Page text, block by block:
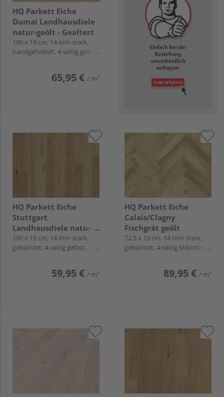
HQ Parkett Eiche
Dumai Landhausdiele
natur-geölt - Gealtert
190 x 19 cm, 14 mm stark,
handgehobelt, 4-seitig gefast,
65,95 € / m²
HQ Parkett Eiche
Stuttgart
Landhausdiele natur-
geölt - Rustikal
190 x 19 cm, 14 mm stark,
gebürstet, 4-seitig gefast,
59,95 € / m²
HQ Parkett Eiche
Calais/Clagny
Fischgrät geölt
72,5 x 13 cm, 14 mm stark,
gebürstet, 4-seitig Mikrofase,
89,95 € / m²